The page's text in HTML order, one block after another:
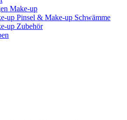
Make-up
up Pinsel & Make-up Schwämme
up Zubehör